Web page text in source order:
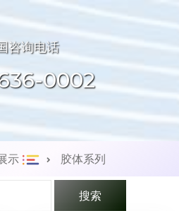
咨询电话
0002
示 胶体系列